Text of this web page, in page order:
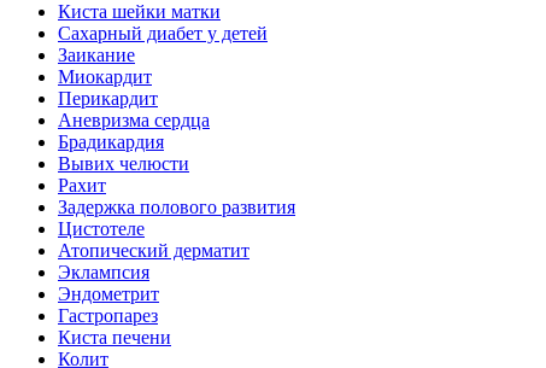
Киста шейки матки
Сахарный диабет у детей
Заикание
Миокардит
Перикардит
Аневризма сердца
Брадикардия
Вывих челюсти
Рахит
Задержка полового развития
Цистотеле
Атопический дерматит
Эклампсия
Эндометрит
Гастропарез
Киста печени
Колит